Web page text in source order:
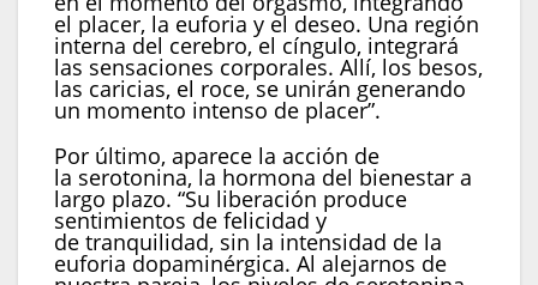
el placer, la euforia y el deseo. Una región
interna del cerebro, el cíngulo, integrará
las sensaciones corporales. Allí, los besos,
las caricias, el roce, se unirán generando
un momento intenso de placer”.
Por último, aparece la acción de
la serotonina, la hormona del bienestar a
largo plazo. “Su liberación produce
sentimientos de felicidad y
de tranquilidad, sin la intensidad de la
euforia dopaminérgica. Al alejarnos de